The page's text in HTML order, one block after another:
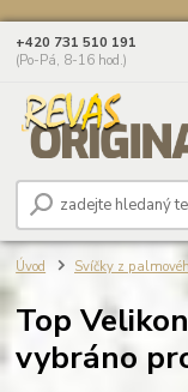
+420 731 510 191
(Po-Pá, 8-16 hod.)
Úvod Svíčky z
Top
vybráno